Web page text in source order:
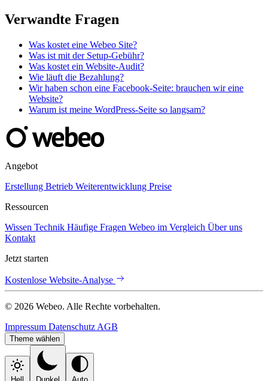
Verwandte Fragen
Was kostet eine Webeo Site?
Was ist mit der Setup-Gebühr?
Was kostet ein Website-Audit?
Wie läuft die Bezahlung?
Wir haben schon eine Facebook-Seite: brauchen wir eine
Website?
Warum ist meine WordPress-Seite so langsam?
Angebot
Erstellung Betrieb Weiterentwicklung Preise
Ressourcen
Wissen Technik Häufige Fragen Webeo im Vergleich Über uns
Kontakt
Jetzt starten
Kostenlose Website-Analyse
© 2026 Webeo. Alle Rechte vorbehalten.
Impressum Datenschutz AGB
Theme wählen